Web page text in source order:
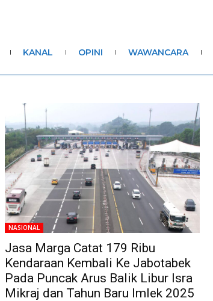
KANAL OPINI WAWANCARA
NASIONAL
Jasa Marga Catat 179 Ribu
Kendaraan Kembali Ke Jabotabek
Pada Puncak Arus Balik Libur Isra
Mikraj dan Tahun Baru Imlek 2025